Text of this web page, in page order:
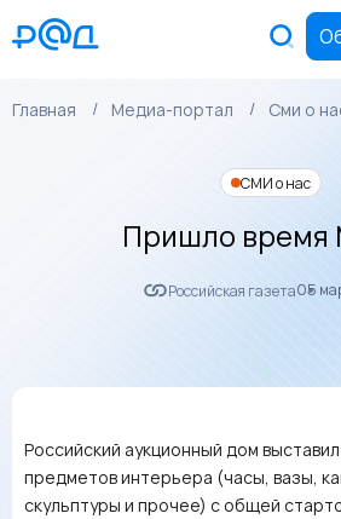
Главная Медиа-портал Сми о
СМИ о нас
Пришло время
Российская газета05
Российский аукционный дом
предметов интерьера (часы, вазы,
скульптуры и прочее) с общей